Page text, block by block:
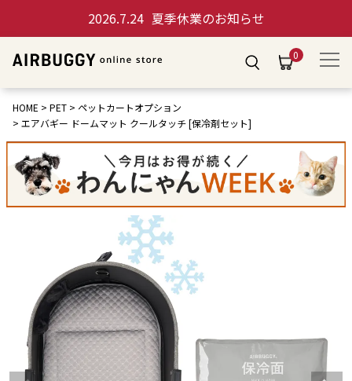
2026.7.24 夏季休業のお知らせ
0
HOME PET
ペットカートオプション
エアバギー ドームマット クールタッチ [保冷剤セット]